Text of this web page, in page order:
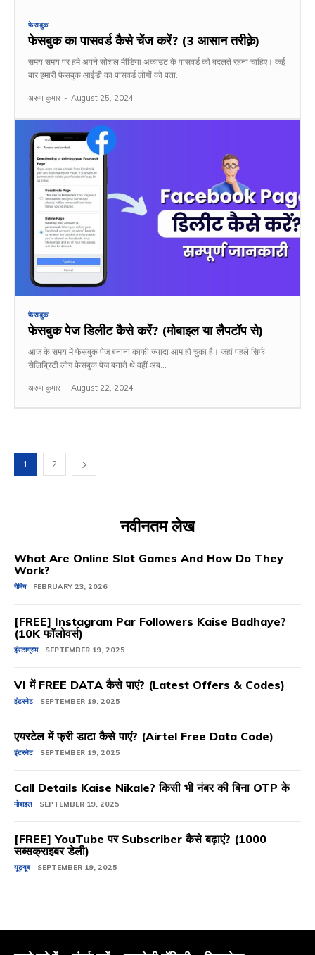
फेसबुक
फेसबुक का पासवर्ड कैसे चेंज करें? (3 आसान तरीक़े)
समय समय पर हमे अपने सोशल मीडिया अकाउंट के पासवर्ड को बदलते रहना चाहिए। कई
बार हमारी फेसबुक आईडी का पासवर्ड लोगों को पता...
अरुण कुमार - August 25, 2024
फेसबुक
फेसबुक पेज डिलीट कैसे करें? (मोबाइल या लैपटॉप से)
आज के समय में फेसबुक पेज बनाना काफी ज्यादा आम हो चुका है। जहां पहले सिर्फ
सेलिब्रिटी लोग फेसबुक पेज बनाते थे वहीं अब...
अरुण कुमार - August 22, 2024
1 2
नवीनतम लेख
What Are Online Slot Games And How Do They
Work?
गेमिंग FEBRUARY 23, 2026
[FREE] Instagram Par Followers Kaise Badhaye?
(10K फॉलोवर्स)
इंस्टाग्राम SEPTEMBER 19, 2025
VI में FREE DATA कैसे पाएं? (Latest Offers & Codes)
इंटरनेट SEPTEMBER 19, 2025
एयरटेल में फ्री डाटा कैसे पाएं? (Airtel Free Data Code)
इंटरनेट SEPTEMBER 19, 2025
Call Details Kaise Nikale? किसी भी नंबर की बिना OTP के
मोबाइल SEPTEMBER 19, 2025
[FREE] YouTube पर Subscriber कैसे बढ़ाएं? (1000
सब्सक्राइबर डेली)
यूट्यूब SEPTEMBER 19, 2025